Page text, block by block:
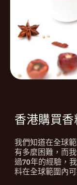
香港購買
我們知道在全球
有多麼困難，而
過70年的經驗，
料在全球範圍內